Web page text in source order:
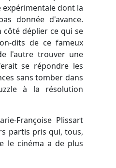
dont la
donnée d'avance.
côté déplier ce qui se
dits de ce fameux
l'autre trouver une
se répondre les
sans tomber dans
à la résolution
Françoise Plissart
partis pris qui, tous,
le cinéma a de plus